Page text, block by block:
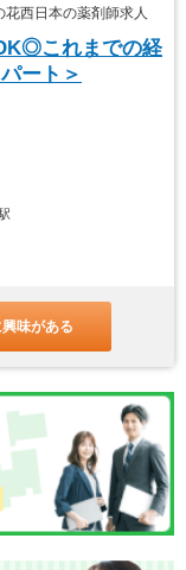
西日本の薬剤師求人
これまでの経
ート＞
味がある